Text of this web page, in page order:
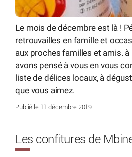
Le mois de décembre est là !
retrouvailles en famille et
aux proches familles et amis. à
avons pensé à vous en vous
liste de délices locaux, à
que vous aimez.
Publié le 11 décembre 2019
Les confitures de